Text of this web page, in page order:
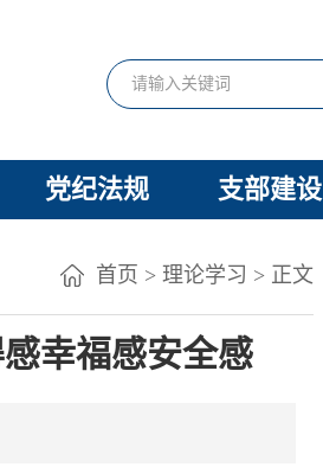
党纪法规 支部建设
首页 > 理论学习 > 正文
幸福感安全感